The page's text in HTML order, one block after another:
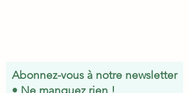
Abonnez-vous à notre newsletter
• Ne manquez rien !